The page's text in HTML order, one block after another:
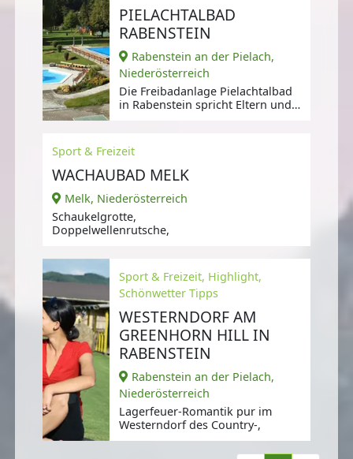
PIELACHTALBAD
RABENSTEIN
Rabenstein an der Pielach,
Niederösterreich
Die Freibadanlage Pielachtalbad
in Rabenstein spricht Eltern und
Sport & Freizeit
WACHAUBAD MELK
Melk, Niederösterreich
Schaukelgrotte,
Doppelwellenrutsche,
Sport & Freizeit, Highlight,
Schönwetter Tipps
WESTERNDORF AM
GREENHORN HILL IN
RABENSTEIN
Rabenstein an der Pielach,
Niederösterreich
Lagerfeuer-Romantik pur im
Westerndorf des Country-,